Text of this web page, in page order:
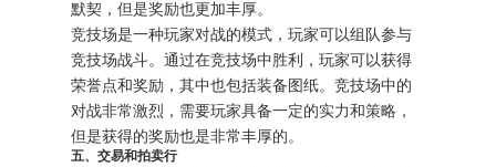
默契，但是奖励也更加丰厚。
竞技场是一种玩家对战的模式，玩家可以组队参与
竞技场战斗。通过在竞技场中胜利，玩家可以获得
荣誉点和奖励，其中也包括装备图纸。竞技场中的
对战非常激烈，需要玩家具备一定的实力和策略，
但是获得的奖励也是非常丰厚的。
五、交易和拍卖行